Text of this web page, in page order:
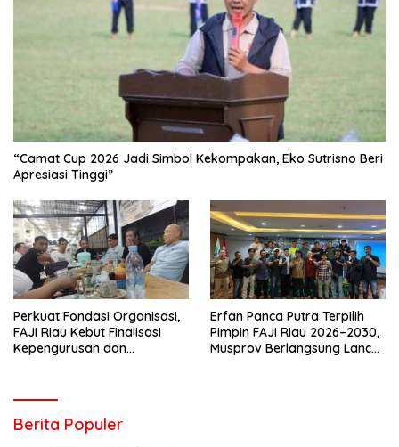
“Camat Cup 2026 Jadi Simbol Kekompakan, Eko Sutrisno Beri
Apresiasi Tinggi”
Perkuat Fondasi Organisasi,
FAJI Riau Kebut Finalisasi
Kepengurusan dan
Erfan Panca Putra Terpilih
Pimpin FAJI Riau 2026–2030,
Musprov Berlangsung Lancar
Berita Populer